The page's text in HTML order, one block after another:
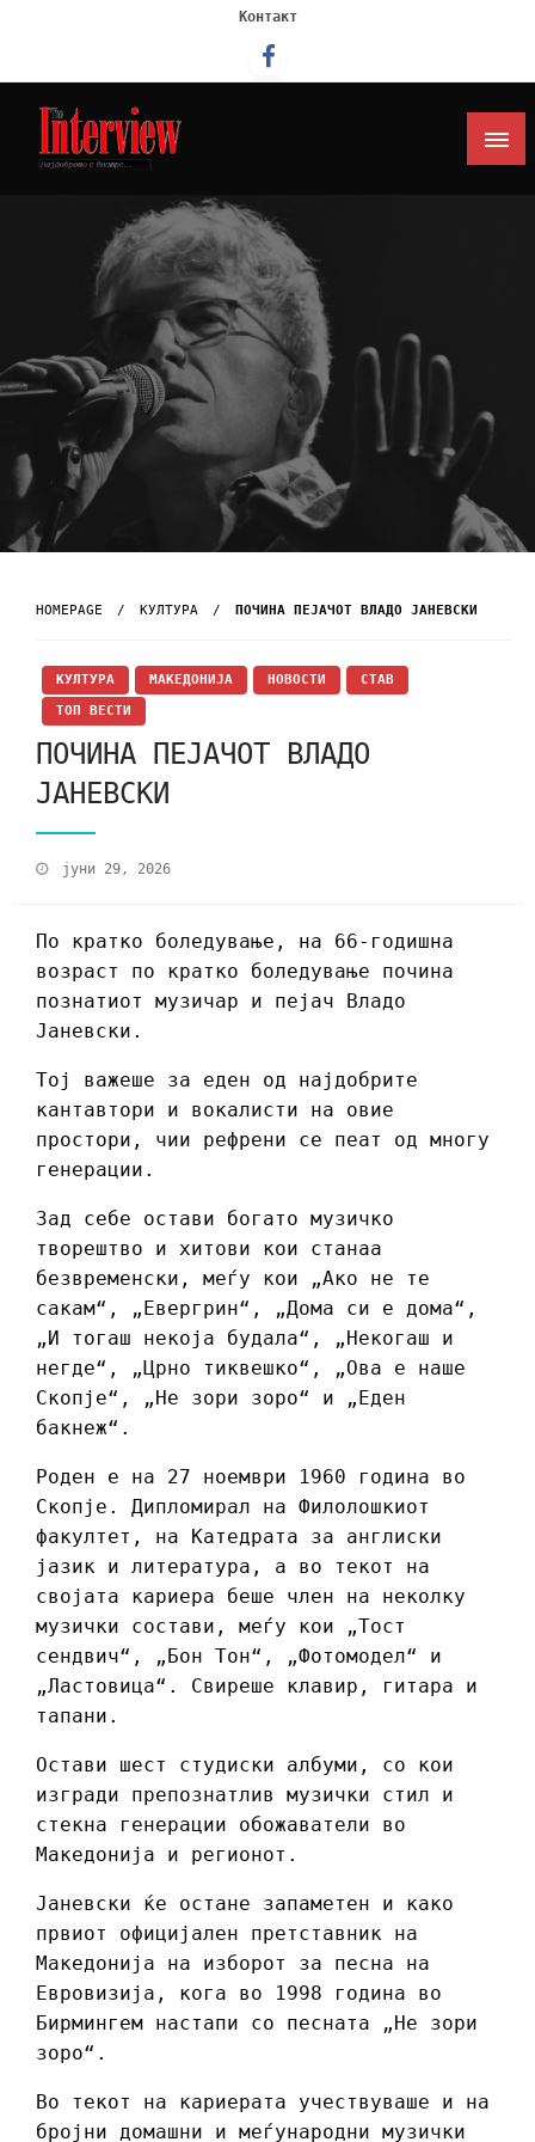
Контакт
Интервју
HOMEPAGE КУЛТУРА ПОЧИНА ПЕЈАЧОТ ВЛАДО ЈАНЕВСКИ
КУЛТУРА МАКЕДОНИЈА НОВОСТИ
СТАВ
ТОП ВЕСТИ
ПОЧИНА ПЕЈАЧОТ ВЛАДО
ЈАНЕВСКИ
јуни 29, 2026
По кратко боледување, на 66-годишна
возраст по кратко боледување почина
познатиот музичар и пејач Владо
Јаневски.
Тој важеше за еден од најдобрите
кантавтори и вокалисти на овие
простори, чии рефрени се пеат од многу
генерации.
Зад себе остави богато музичко
творештво и хитови кои станаа
безвременски, меѓу кои „Ако не те
сакам“, „Евергрин“, „Дома си е дома“,
„И тогаш некоја будала“, „Некогаш и
негде“, „Црно тиквешко“, „Ова е наше
Скопје“, „Не зори зоро“ и „Еден
бакнеж“.
Роден е на 27 ноември 1960 година во
Скопје. Дипломирал на Филолошкиот
факултет, на Катедрата за англиски
јазик и литература, а во текот на
својата кариера беше член на неколку
музички состави, меѓу кои „Тост
сендвич“, „Бон Тон“, „Фотомодел“ и
„Ластовица“. Свиреше клавир, гитара и
тапани.
Остави шест студиски албуми, со кои
изгради препознатлив музички стил и
стекна генерации обожаватели во
Македонија и регионот.
Јаневски ќе остане запаметен и како
првиот официјален претставник на
Македонија на изборот за песна на
Евровизија, кога во 1998 година во
Бирмингем настапи со песната „Не зори
зоро“.
Во текот на кариерата учествуваше и на
бројни домашни и меѓународни музички